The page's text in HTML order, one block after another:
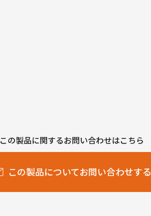
この製品に関するお問い合わせはこちら
この製品についてお問い合わせする